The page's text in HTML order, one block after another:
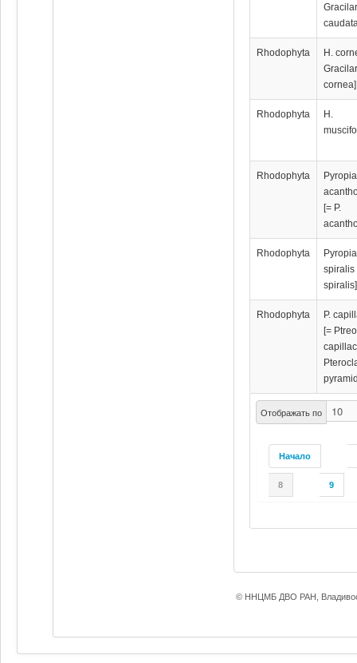
Отображать по
Начало
8 9
Rhodophyta
H.
cornea]
Rhodophyta
H.
Rhodophyta
Pyropia
[= P.
Rhodophyta
Pyropia
spiralis
spiralis]
Rhodophyta
P.
[=
© ННЦМБ ДВО РАН,